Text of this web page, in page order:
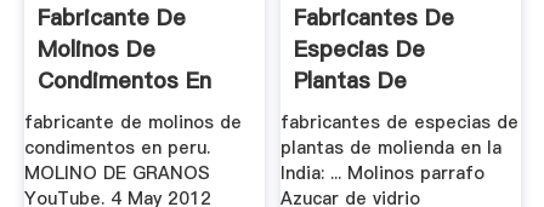
Fabricante De
Molinos De
Condimentos En
Peru
fabricante de molinos de
condimentos en peru.
MOLINO DE GRANOS
YouTube. 4 May 2012
Fabricantes De
Especias De
Plantas De
Molienda En La
India
fabricantes de especias de
plantas de molienda en la
India: ... Molinos parrafo
Azucar de vidrio